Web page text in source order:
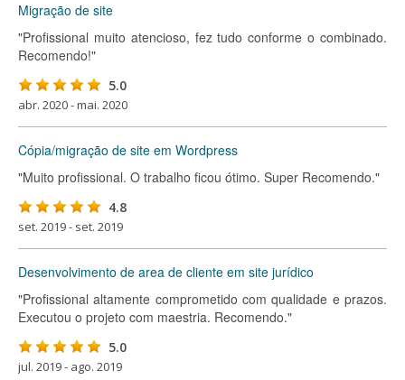
Migração de site
"Profissional muito atencioso, fez tudo conforme o combinado.
Recomendo!"
5.0
abr. 2020 - mai. 2020
Cópia/migração de site em Wordpress
"Muito profissional. O trabalho ficou ótimo. Super Recomendo."
4.8
set. 2019 - set. 2019
Desenvolvimento de area de cliente em site jurídico
"Profissional altamente comprometido com qualidade e prazos.
Executou o projeto com maestria. Recomendo."
5.0
jul. 2019 - ago. 2019